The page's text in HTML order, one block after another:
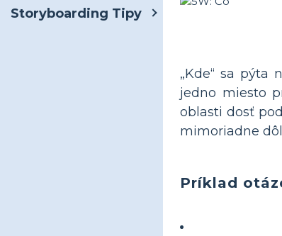
Storyboarding Tipy
„Kde“ sa pýta
jedno miesto
oblasti dosť
mimoriadne
Príklad